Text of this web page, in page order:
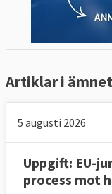
Artiklar i ämnet
5 augusti 2026
Uppgift: EU-
process mot